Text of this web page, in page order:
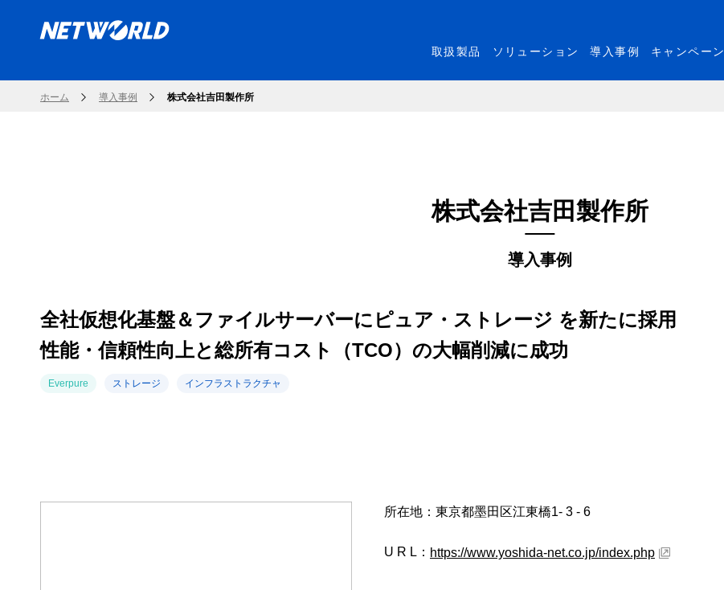
取扱製品 ソリューション 導入事例 キャンペーン
ホーム 導入事例 株式会社吉田製作所
導入事例
株式会社吉田製作所
全社仮想化基盤＆ファイルサーバーにピュア・ストレージ を新たに採用
性能・信頼性向上と総所有コスト（TCO）の大幅削減に成功
Everpure ストレージ インフラストラクチャ
所在地：東京都墨田区江東橋1- 3 - 6
U R L： https://www.yoshida-net.co.jp/index.php